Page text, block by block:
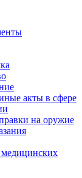
акты в сфере
на оружие
медицинскиx